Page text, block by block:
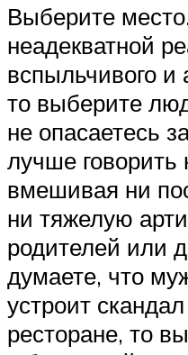
Выберите
неадекватной
вспыльчивого и
то выберите
не опасаетесь
лучше говорить
вмешивая ни
ни тяжелую
родителей или
думаете, что
устроит
ресторане, то